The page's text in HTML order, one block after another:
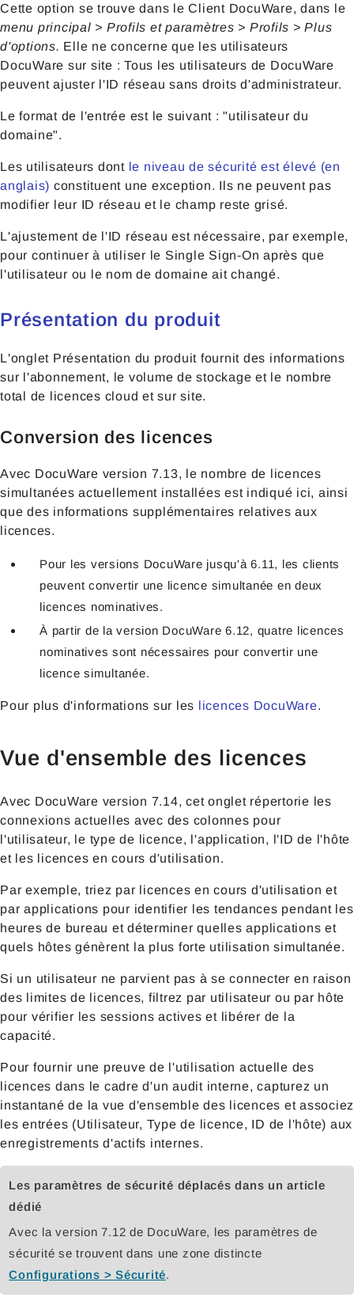
Cette option se trouve dans le Client DocuWare, dans le
menu principal > Profils et paramètres > Profils > Plus
d'options. Elle ne concerne que les utilisateurs
DocuWare sur site : Tous les utilisateurs de DocuWare
peuvent ajuster l'ID réseau sans droits d'administrateur.
Le format de l'entrée est le suivant : "utilisateur du
domaine".
Les utilisateurs dont le niveau de sécurité est élevé (en
anglais) constituent une exception. Ils ne peuvent pas
modifier leur ID réseau et le champ reste grisé.
L'ajustement de l'ID réseau est nécessaire, par exemple,
pour continuer à utiliser le Single Sign-On après que
l'utilisateur ou le nom de domaine ait changé.
Présentation du produit
L'onglet Présentation du produit fournit des informations
sur l'abonnement, le volume de stockage et le nombre
total de licences cloud et sur site.
Conversion des licences
Avec DocuWare version 7.13, le nombre de licences
simultanées actuellement installées est indiqué ici, ainsi
que des informations supplémentaires relatives aux
licences.
Pour les versions DocuWare jusqu'à 6.11, les clients
peuvent convertir une licence simultanée en deux
licences nominatives.
À partir de la version DocuWare 6.12, quatre licences
nominatives sont nécessaires pour convertir une
licence simultanée.
Pour plus d'informations sur les licences DocuWare.
Vue d'ensemble des licences
Avec DocuWare version 7.14, cet onglet répertorie les
connexions actuelles avec des colonnes pour
l'utilisateur, le type de licence, l'application, l'ID de l'hôte
et les licences en cours d'utilisation.
Par exemple, triez par licences en cours d'utilisation et
par applications pour identifier les tendances pendant les
heures de bureau et déterminer quelles applications et
quels hôtes génèrent la plus forte utilisation simultanée.
Si un utilisateur ne parvient pas à se connecter en raison
des limites de licences, filtrez par utilisateur ou par hôte
pour vérifier les sessions actives et libérer de la
capacité.
Pour fournir une preuve de l'utilisation actuelle des
licences dans le cadre d'un audit interne, capturez un
instantané de la vue d'ensemble des licences et associez
les entrées (Utilisateur, Type de licence, ID de l'hôte) aux
enregistrements d'actifs internes.
Les paramètres de sécurité déplacés dans un article
dédié
Avec la version 7.12 de DocuWare, les paramètres de
sécurité se trouvent dans une zone distincte
Configurations > Sécurité.